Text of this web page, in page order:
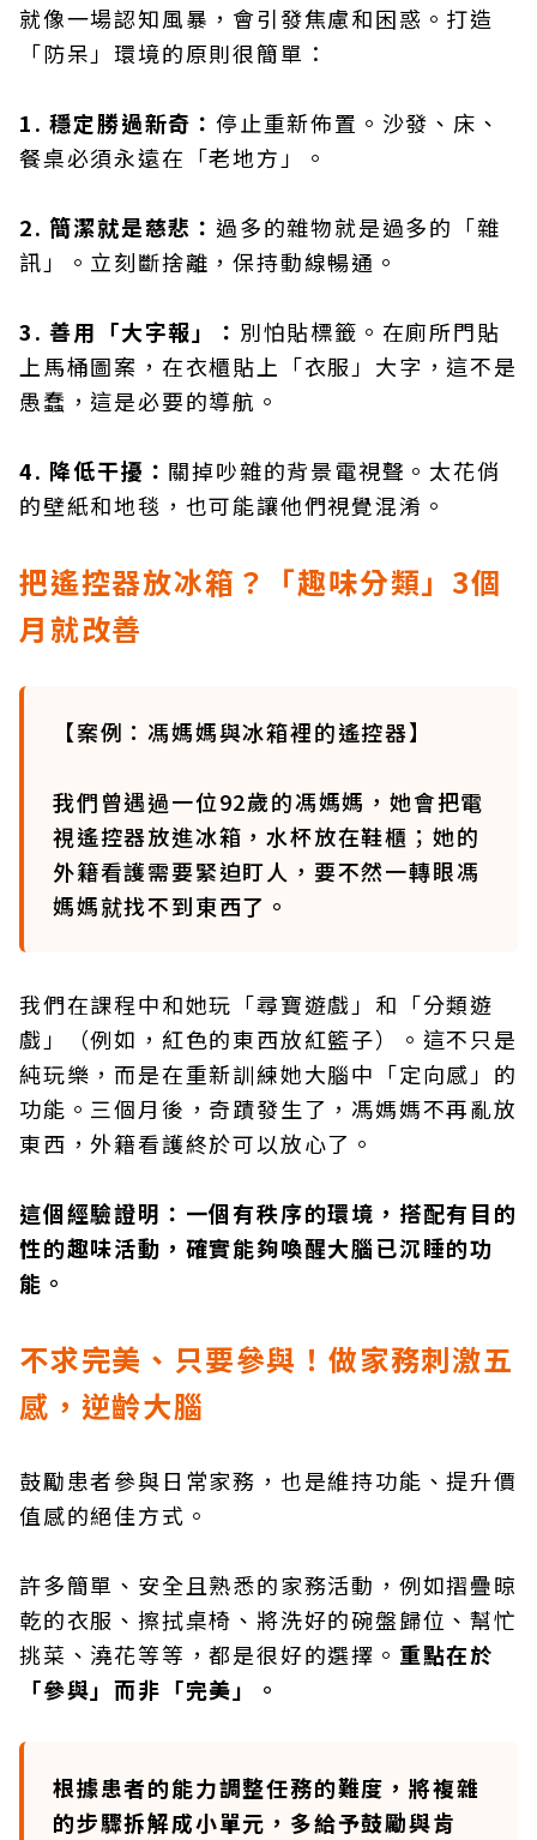
就像一場認知風暴，會引發焦慮和困惑。打造
「防呆」環境的原則很簡單：
1. 穩定勝過新奇：停止重新佈置。沙發、床、
餐桌必須永遠在「老地方」。
2. 簡潔就是慈悲： 過多的雜物就是過多的「雜
訊」。立刻斷捨離，保持動線暢通。
3. 善用「大字報」： 別怕貼標籤。在廁所門貼
上馬桶圖案，在衣櫃貼上「衣服」大字，這不是
愚蠢，這是必要的導航。
4. 降低干擾： 關掉吵雜的背景電視聲。太花俏
的壁紙和地毯，也可能讓他們視覺混淆。
把遙控器放冰箱？「趣味分類」3個
月就改善
【案例：馮媽媽與冰箱裡的遙控器】
我們曾遇過一位92歲的馮媽媽，她會把電
視遙控器放進冰箱，水杯放在鞋櫃；她的
外籍看護需要緊迫盯人，要不然一轉眼馮
媽媽就找不到東西了。
我們在課程中和她玩「尋寶遊戲」和「分類遊
戲」（例如，紅色的東西放紅籃子）。這不只是
純玩樂，而是在重新訓練她大腦中「定向感」的
功能。三個月後，奇蹟發生了，馮媽媽不再亂放
東西，外籍看護終於可以放心了。
這個經驗證明：一個有秩序的環境，搭配有目的
性的趣味活動，確實能夠喚醒大腦已沉睡的功
能。
不求完美、只要參與！做家務刺激五
感，逆齡大腦
鼓勵患者參與日常家務，也是維持功能、提升價
值感的絕佳方式。
許多簡單、安全且熟悉的家務活動，例如摺疊晾
乾的衣服、擦拭桌椅、將洗好的碗盤歸位、幫忙
挑菜、澆花等等，都是很好的選擇。 重點在於
「參與」而非「完美」。
根據患者的能力調整任務的難度，將複雜
的步驟拆解成小單元，多給予鼓勵與肯